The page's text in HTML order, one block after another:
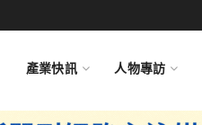
產業快訊 人物專訪